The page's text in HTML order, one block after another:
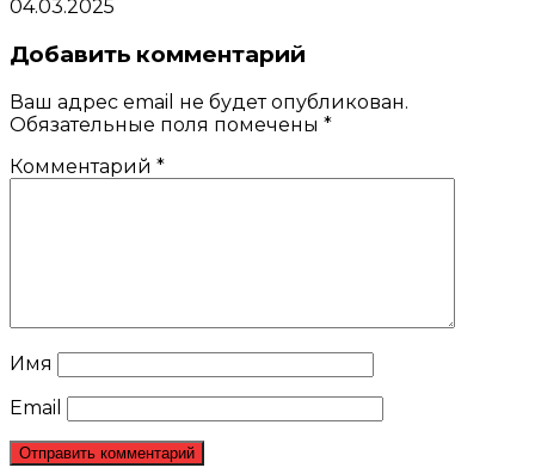
04.03.2025
Добавить комментарий
Ваш адрес email не будет опубликован.
Обязательные поля помечены *
Комментарий *
Имя
Email